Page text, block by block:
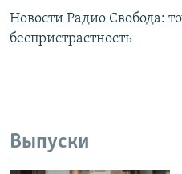
Новости Радио Свобода:
беспристрастность
Выпуски